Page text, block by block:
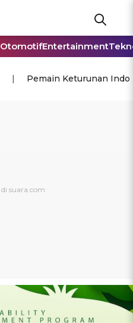
OtomotifEntertainment
Pemain Keturunan